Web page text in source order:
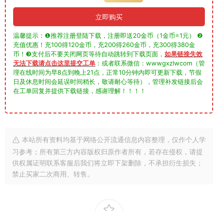
立即购买
温馨提示：❶推荐注册登陆下载，注册即送20金币（1金币=1元） ❷
充值优惠！充100得120金币，充200得260金币，充300得380金
币！❸支付后不要关闭网页等待自动跳转到下载页面， 如果链接失效
无法下载请点击这里提交工单 ：或者联系微信：wwwgxzlwcom（管
理在线时间为早8点到晚上21点，正常10分钟内即可更新下载，节假
日及休息时间会延误时间稍长，敬请耐心等待），管理补发链接后会
在工单回复并提供下载链接，感谢理解！！！！
本站所有资料均基于网络公开流通信息内容整理，仅作个人学
习参考；所有第三方内容版权归原作者所有，若存在侵权，请提
供权属证明联系客服后我们将立即下架删除，不承担衍生损失；
禁止买家二次商用、转售。